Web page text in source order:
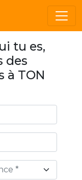
tu es,
des
à TON
*